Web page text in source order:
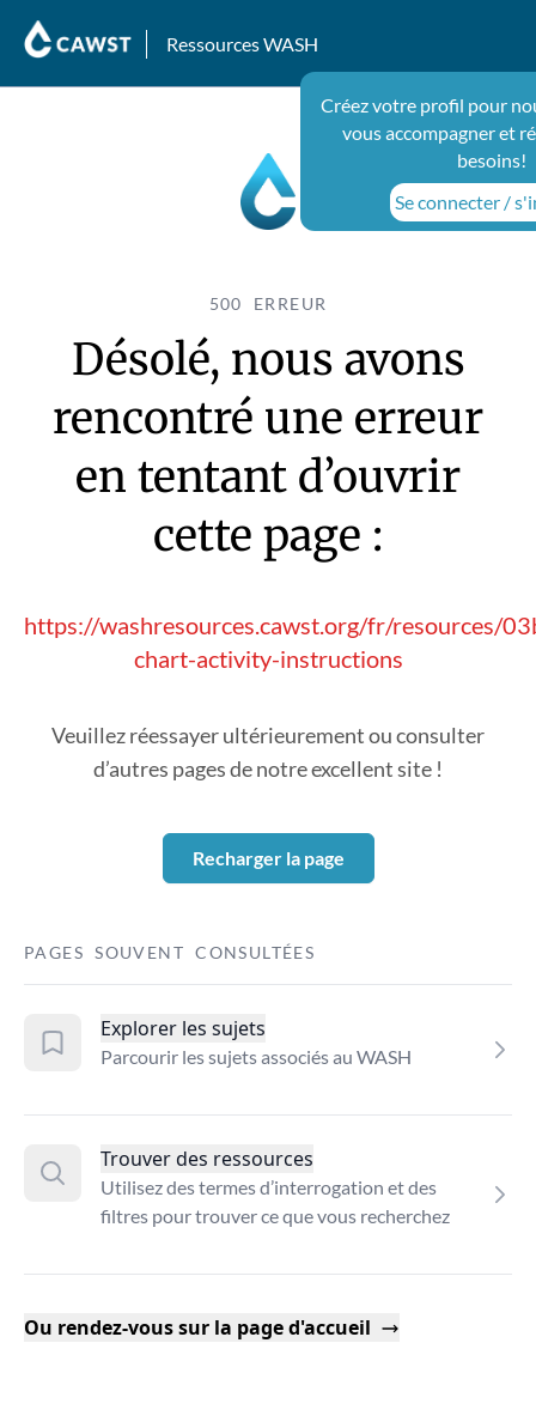
Ressources WASH
Créez votre profil pour
vous accompagner et
besoins!
Se connecter /
500 ERREUR
Désolé, nous avons
rencontré une erreur
en tentant d’ouvrir
cette page :
https://washresources.cawst.org/fr/resources/
chart-activity-instructions
Veuillez réessayer ultérieurement ou consulter
d’autres pages de notre excellent site !
Recharger la page
PAGES SOUVENT CONSULTÉES
Explorer les sujets
Parcourir les sujets associés au WASH
Trouver des ressources
Utilisez des termes d’interrogation et des
filtres pour trouver ce que vous recherchez
Ou rendez-vous sur la page d'accueil